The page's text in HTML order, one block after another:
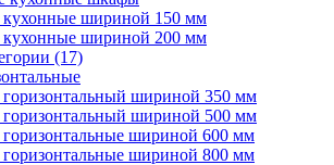
шириной 150 мм
шириной 200 мм
(17)
шириной 350 мм
шириной 500 мм
шириной 600 мм
шириной 800 мм